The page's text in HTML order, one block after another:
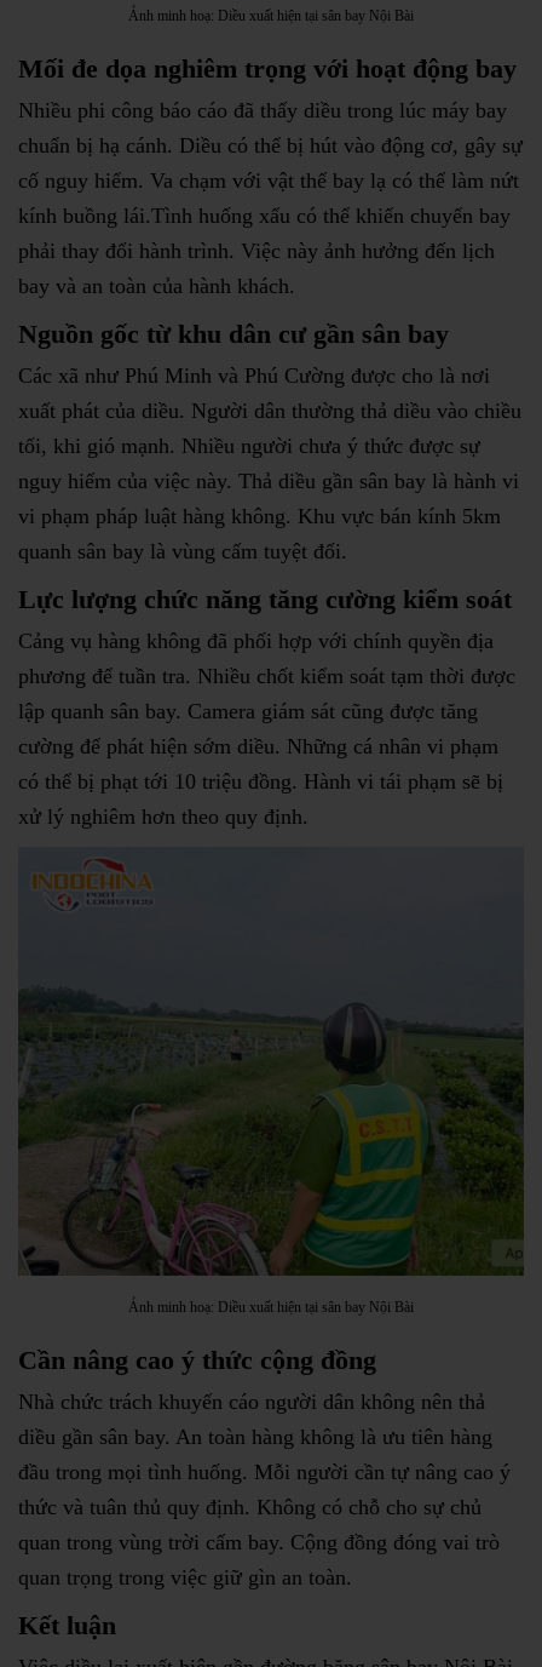
Ảnh minh hoạ: Diều xuất hiện tại sân bay Nội Bài
Mối đe dọa nghiêm trọng với hoạt động bay
Nhiều phi công báo cáo đã thấy diều trong lúc máy bay
chuẩn bị hạ cánh. Diều có thể bị hút vào động cơ, gây sự
cố nguy hiểm. Va chạm với vật thể bay lạ có thể làm nứt
kính buồng lái.Tình huống xấu có thể khiến chuyến bay
phải thay đổi hành trình. Việc này ảnh hưởng đến lịch
bay và an toàn của hành khách.
Nguồn gốc từ khu dân cư gần sân bay
Các xã như Phú Minh và Phú Cường được cho là nơi
xuất phát của diều. Người dân thường thả diều vào chiều
tối, khi gió mạnh. Nhiều người chưa ý thức được sự
nguy hiểm của việc này. Thả diều gần sân bay là hành vi
vi phạm pháp luật hàng không. Khu vực bán kính 5km
quanh sân bay là vùng cấm tuyệt đối.
Lực lượng chức năng tăng cường kiểm soát
Cảng vụ hàng không đã phối hợp với chính quyền địa
phương để tuần tra. Nhiều chốt kiểm soát tạm thời được
lập quanh sân bay. Camera giám sát cũng được tăng
cường để phát hiện sớm diều. Những cá nhân vi phạm
có thể bị phạt tới 10 triệu đồng. Hành vi tái phạm sẽ bị
xử lý nghiêm hơn theo quy định.
Ảnh minh hoạ: Diều xuất hiện tại sân bay Nội Bài
Cần nâng cao ý thức cộng đồng
Nhà chức trách khuyến cáo người dân không nên thả
diều gần sân bay. An toàn hàng không là ưu tiên hàng
đầu trong mọi tình huống. Mỗi người cần tự nâng cao ý
thức và tuân thủ quy định. Không có chỗ cho sự chủ
quan trong vùng trời cấm bay. Cộng đồng đóng vai trò
quan trọng trong việc giữ gìn an toàn.
Kết luận